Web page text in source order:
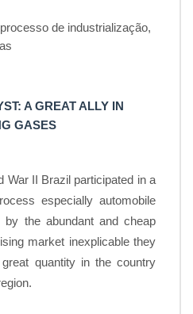
de industrialização,
A GREAT ALLY IN
GASES
War II Brazil participated in a
especially automobile
by the abundant and cheap
market inexplicable they
quantity in the country